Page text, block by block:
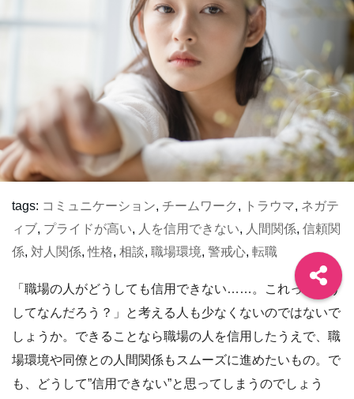
tags: コミュニケーション, チームワーク , トラウマ, ネガテ
ィブ, プライドが高い, 人を信用できない, 人間関係, 信頼関
係, 対人関係,性格, 相談, 職場環境, 警戒心, 転職
「職場の人がどうしても信用できない……。これってどう
してなんだろう？」と考える人も少なくないのではないで
しょうか。できることなら職場の人を信用したうえで、職
場環境や同僚との人間関係もスムーズに進めたいもの。で
も、どうして”信用できない”と思ってしまうのでしょう